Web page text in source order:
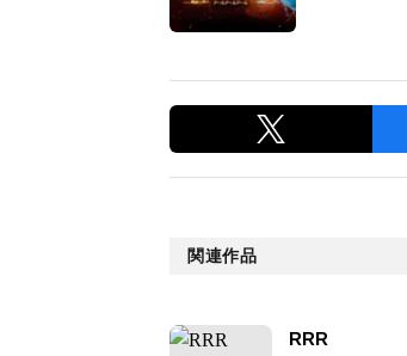
関連作品
RRR